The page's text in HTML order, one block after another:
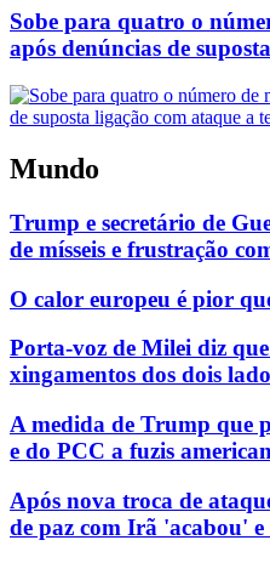
Sobe para quatro o
após denúncias de
Mundo
Trump e secretário de
de mísseis e frustração
O calor europeu é pior
Porta-voz de Milei diz
xingamentos dos dois
A medida de Trump que
e do PCC a fuzis
Após nova troca de
de paz com Irã 'acabou'